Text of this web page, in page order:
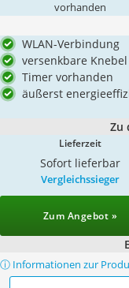
vorhanden
WLAN-Verbindung
versenkbare Knebel
Timer vorhanden
äußerst
Zu
Lieferzeit
Sofort lieferbar
Vergleichssieger
Zum Angebot »
ⓘ Informationen zur